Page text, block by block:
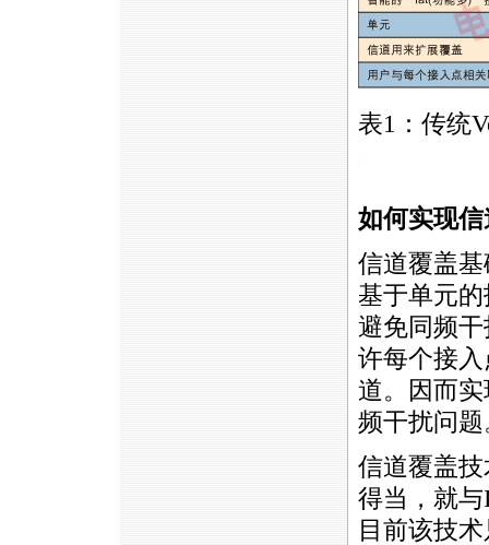
表1：传统
如何实现
信道覆盖
基于单元
避免同频
许每个接
道。因而
频干扰问题
信道覆盖
得当，就与
目前该技